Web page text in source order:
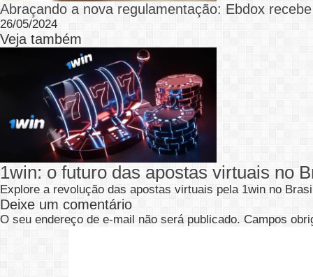
Abraçando a nova regulamentação: Ebdox
26/05/2024
Veja também
1win: o futuro das apostas virtuais no
Explore a revolução das apostas virtuais pela 1win no
Deixe um comentário
O seu endereço de e-mail não será publicado. Campos